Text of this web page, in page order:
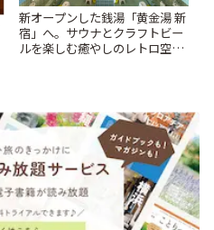
新オープンした銭湯「黄金湯 新
宿」へ。サウナとクラフトビー
ルを楽しむ癒やしのレトロ空間